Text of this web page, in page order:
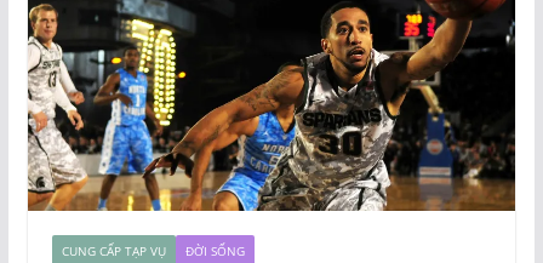
CUNG CẤP TẠP VỤ ĐỜI SỐNG